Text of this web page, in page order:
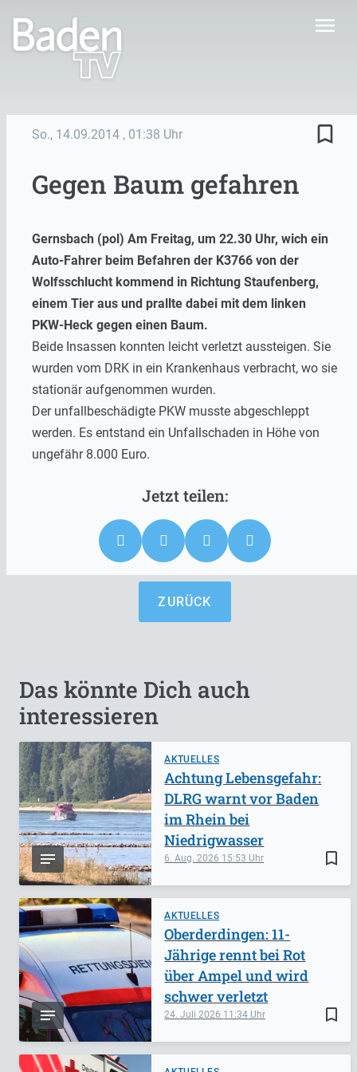
menu
So., 14.09.2014 , 01:38 Uhr bookmark_border
Gegen Baum gefahren
Gernsbach (pol) Am Freitag, um 22.30 Uhr, wich ein
Auto-Fahrer beim Befahren der K3766 von der
Wolfsschlucht kommend in Richtung Staufenberg,
einem Tier aus und prallte dabei mit dem linken
PKW-Heck gegen einen Baum.
Beide Insassen konnten leicht verletzt aussteigen. Sie
wurden vom DRK in ein Krankenhaus verbracht, wo sie
stationär aufgenommen wurden.
Der unfallbeschädigte PKW musste abgeschleppt
werden. Es entstand ein Unfallschaden in Höhe von
ungefähr 8.000 Euro.
ZURÜCK
Das könnte Dich auch
interessieren
AKTUELLES
bookmark_border
6. Aug. 2026 15:53
Achtung Lebensgefahr:
DLRG warnt vor Baden
im Rhein bei
Niedrigwasser
AKTUELLES
bookmark_border
24. Juli 2026 11:34
Oberderdingen: 11-
Jährige rennt bei Rot
über Ampel und wird
schwer verletzt